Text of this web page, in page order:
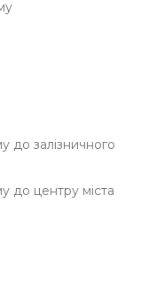
до залізничного
до центру міста